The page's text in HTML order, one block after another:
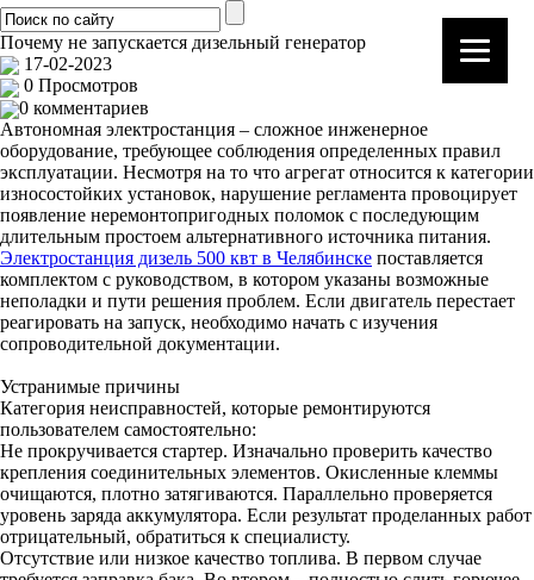
Почему не запускается дизельный генератор
17-02-2023
0 Просмотров
0 комментариев
Автономная электростанция – сложное инженерное
оборудование, требующее соблюдения определенных правил
эксплуатации. Несмотря на то что агрегат относится к категории
износостойких установок, нарушение регламента провоцирует
появление неремонтопригодных поломок с последующим
длительным простоем альтернативного источника питания.
Электростанция дизель 500 квт в Челябинске поставляется
комплектом с руководством, в котором указаны возможные
неполадки и пути решения проблем. Если двигатель перестает
реагировать на запуск, необходимо начать с изучения
сопроводительной документации.
Устранимые причины
Категория неисправностей, которые ремонтируются
пользователем самостоятельно:
Не прокручивается стартер. Изначально проверить качество
крепления соединительных элементов. Окисленные клеммы
очищаются, плотно затягиваются. Параллельно проверяется
уровень заряда аккумулятора. Если результат проделанных работ
отрицательный, обратиться к специалисту.
Отсутствие или низкое качество топлива. В первом случае